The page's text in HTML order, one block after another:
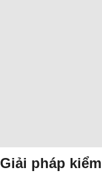
Giải pháp